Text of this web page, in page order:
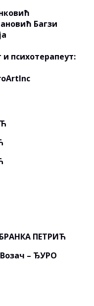
Багзи
и психотерапеут:
ПЕТРИЋ
– ЂУРО